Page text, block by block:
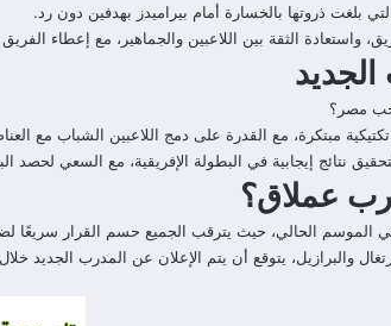
بلغت ذروتها بالخسارة أمام بيراميدز بهدفين دون رد.
واستعادة الثقة بين اللاعبين والجماهير، مع إعطاء
مصر؟
مبتكرة، مع القدرة على دمج اللاعبين الشباب مع
نتائج إيجابية في البطولة الإفريقية، مع السعي
عملاق؟
الموسم الحالي، حيث يترقب الجميع حسم القرار سريعًا
والبرازيل، يتوقع أن يتم الإعلان عن المدرب الجديد